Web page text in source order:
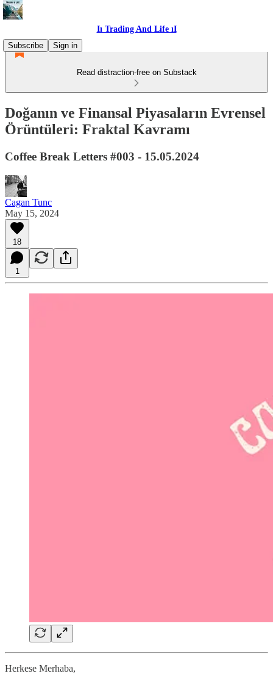
Iı Trading And Life ıI
Subscribe
Sign in
Read distraction-free on Substack
Doğanın ve Finansal Piyasaların Evrensel
Örüntüleri: Fraktal Kavramı
Coffee Break Letters #003 - 15.05.2024
Cagan Tunc
May 15, 2024
18
1
Herkese Merhaba,